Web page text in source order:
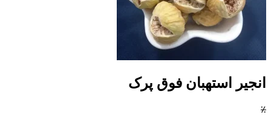
انجیر استهبان فوق پرک
٪